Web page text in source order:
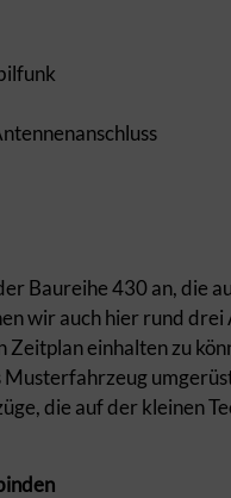
Baureihe 430 an, die
wir auch hier rund
einhalten zu
die auf der kleinen